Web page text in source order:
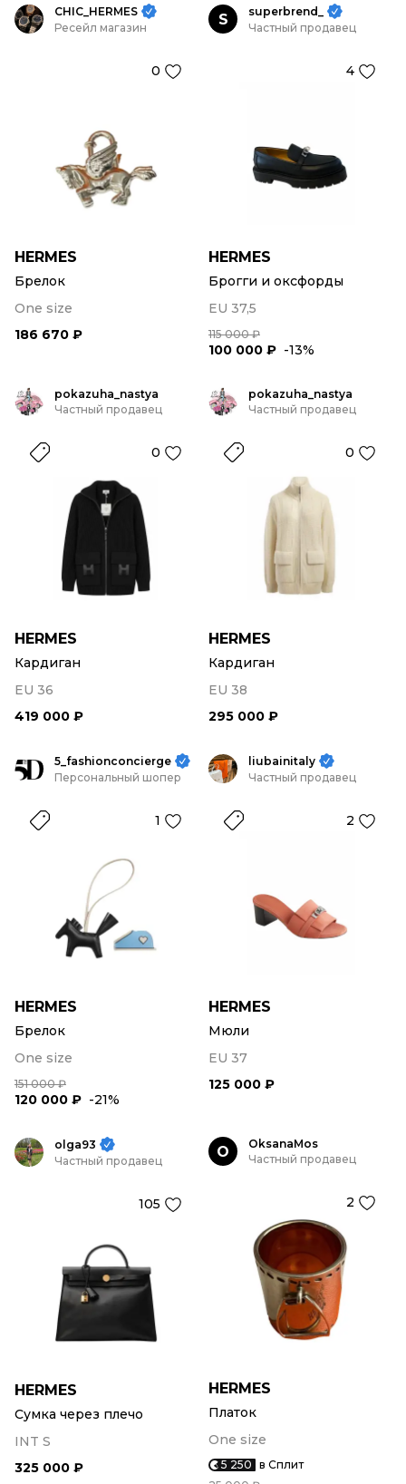
CHIC_HERMES
Ресейл магазин
0
HERMES
Брелок
One size
186 670 ₽
S
superbrend_
Частный продавец
4
HERMES
Брогги и оксфорды
EU 37,5
115 000 ₽
100 000 ₽ -13%
pokazuha_nastya
Частный продавец
0
HERMES
Кардиган
EU 36
419 000 ₽
pokazuha_nastya
Частный продавец
0
HERMES
Кардиган
EU 38
295 000 ₽
5_fashionconcierge
Персональный шопер
1
HERMES
Брелок
One size
151 000 ₽
120 000 ₽ -21%
liubainitaly
Частный продавец
2
HERMES
Мюли
EU 37
125 000 ₽
olga93
Частный продавец
105
HERMES
Сумка через плечо
INT S
325 000 ₽
O
OksanaMos
Частный продавец
2
HERMES
Платок
One size
5 250 в Сплит